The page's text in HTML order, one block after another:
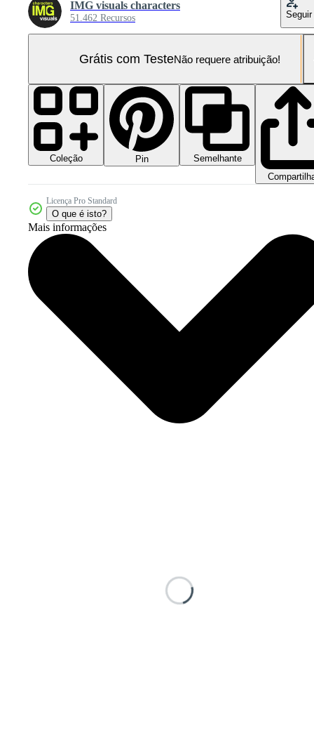
IMG visuals characters
51.462 Recursos Seguir
Grátis com TesteNão requere atribuição!
Coleção Pin
Semelhante
Licença Pro Standard
O que é isto?
Mais informações